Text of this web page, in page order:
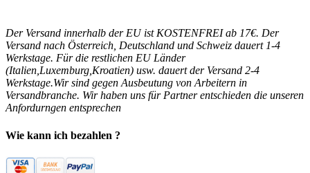
Der Versand innerhalb der EU ist KOSTENFREI ab 17€. Der
Versand nach Österreich, Deutschland und Schweiz dauert 1-4
Werkstage. Für die restlichen EU Länder
(Italien,Luxemburg,Kroatien) usw. dauert der Versand 2-4
Werkstage.Wir sind gegen Ausbeutung von Arbeitern in
Versandbranche. Wir haben uns für Partner entschieden die unseren
Anfordurngen entsprechen
Wie kann ich bezahlen ?